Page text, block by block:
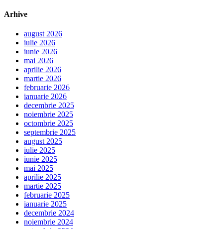
Arhive
august 2026
iulie 2026
iunie 2026
mai 2026
aprilie 2026
martie 2026
februarie 2026
ianuarie 2026
decembrie 2025
noiembrie 2025
octombrie 2025
septembrie 2025
august 2025
iulie 2025
iunie 2025
mai 2025
aprilie 2025
martie 2025
februarie 2025
ianuarie 2025
decembrie 2024
noiembrie 2024